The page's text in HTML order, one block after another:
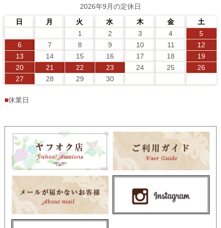
2026年9月の定休日
日
月 火 水 木 金
土
1
2 3 4
5
6
7 8 9 10 11
12
13
14 15 16 17 18
19
20
21 22 23 24 25
26
27
28 29 30
■休業日